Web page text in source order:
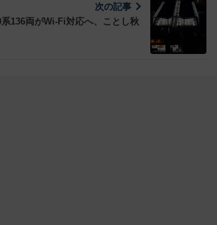
次の記事
136両がWi-Fi対応へ、ことし秋